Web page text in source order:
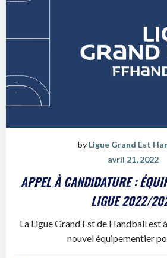
by Ligue Grand Est
avril 21, 2022
APPEL À CANDIDATURE :
LIGUE 2022/
La Ligue Grand Est de Handball est
nouvel équipementier